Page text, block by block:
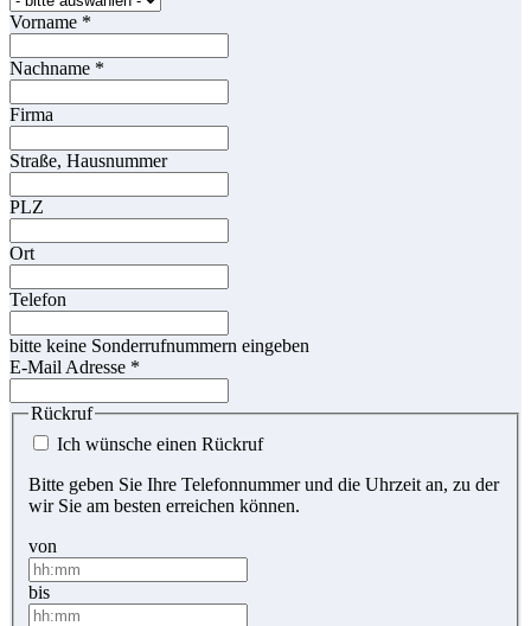
Vorname *
Nachname *
Firma
Straße, Hausnummer
PLZ
Ort
Telefon
bitte keine Sonderrufnummern eingeben
E-Mail Adresse *
Rückruf
Ich wünsche einen Rückruf
Bitte geben Sie Ihre Telefonnummer und die Uhrzeit an, zu der
wir Sie am besten erreichen können.
von
bis